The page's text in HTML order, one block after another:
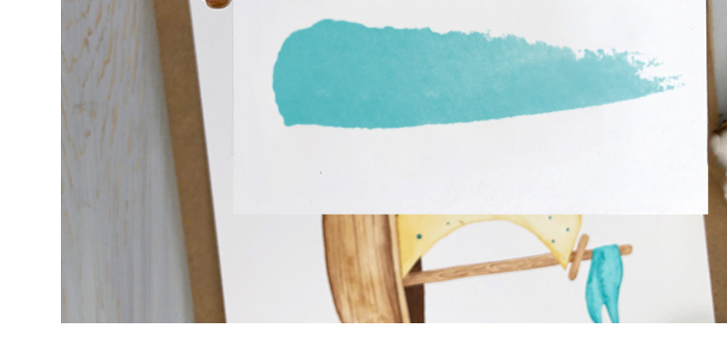
Retusarea produsului Servicii